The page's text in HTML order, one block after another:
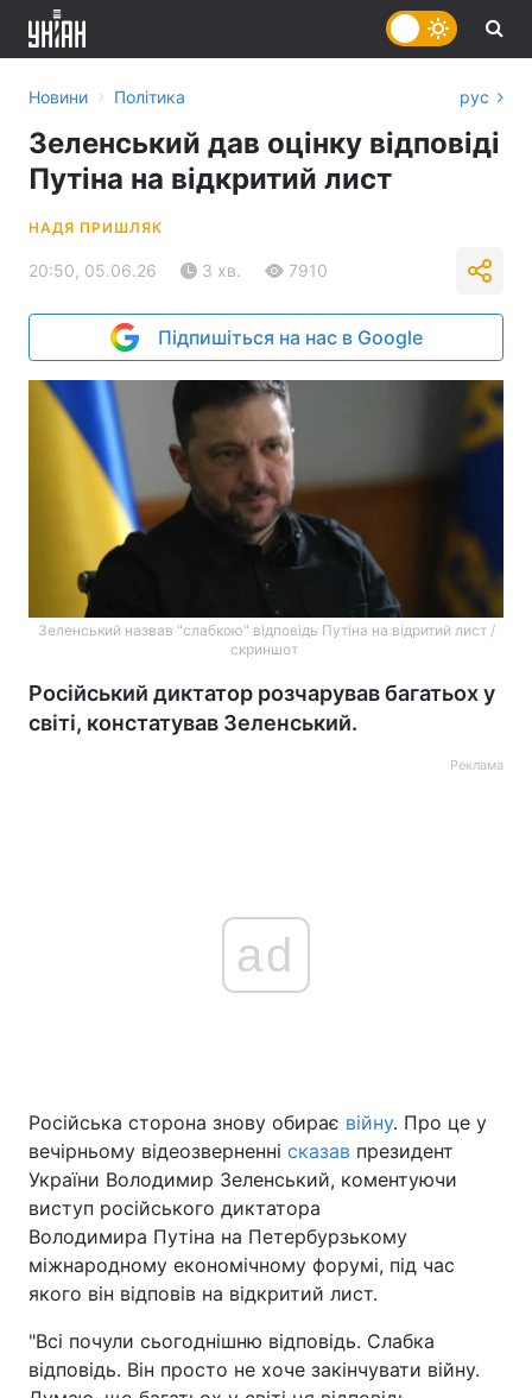
Головна Війна
Україна Політика
Економіка Світ
Техно і зв'язок Лайт
Новини › Політика рус
Зеленський дав оцінку відповіді
Путіна на відкритий лист
НАДЯ ПРИШЛЯК
20:50, 05.06.26 3 хв. 7910
Підпишіться на нас в Google
Зеленський назвав "слабкою" відповідь Путіна на відритий лист /
скриншот
Російський диктатор розчарував багатьох у
світі, констатував Зеленський.
Реклама
ad
Російська сторона знову обирає війну. Про це у
вечірньому відеозверненні сказав президент
України Володимир Зеленський, коментуючи
виступ російського диктатора
Володимира Путіна на Петербурзькому
міжнародному економічному форумі, під час
якого він відповів на відкритий лист.
"Всі почули сьогоднішню відповідь. Слабка
відповідь. Він просто не хоче закінчувати війну.